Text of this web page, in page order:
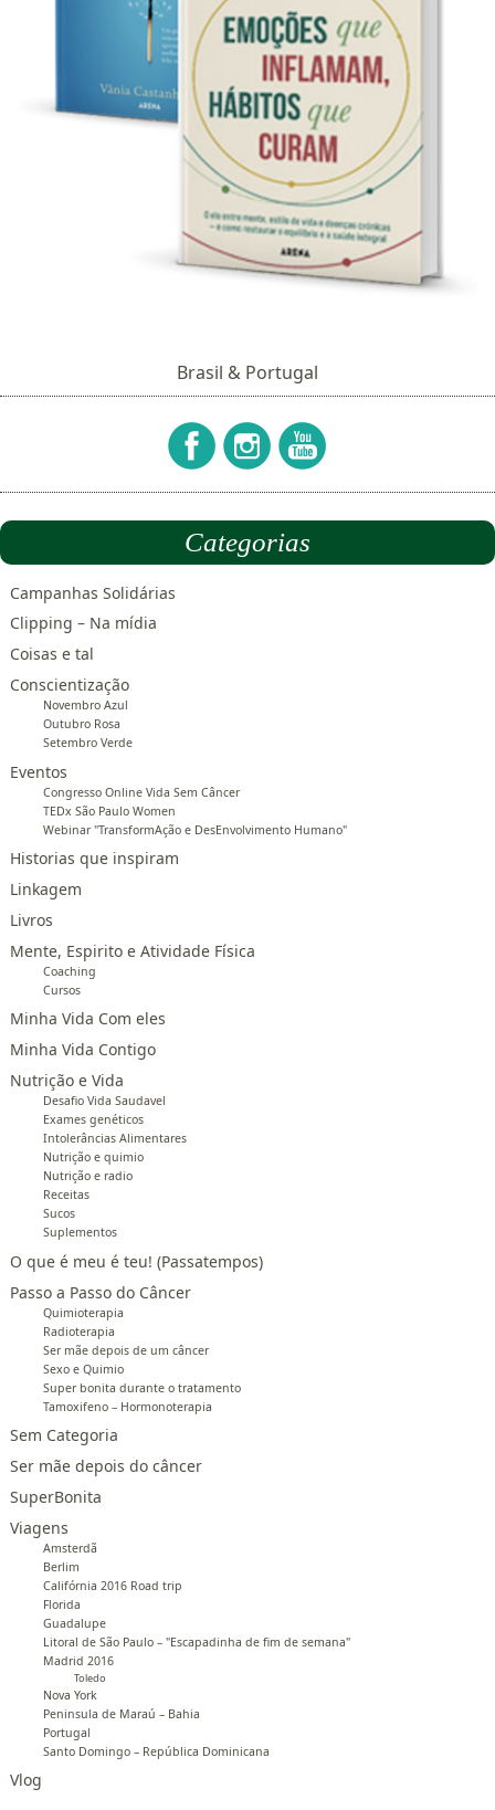
Brasil & Portugal
Categorias
Campanhas Solidárias
Clipping – Na mídia
Coisas e tal
Conscientização
Novembro Azul
Outubro Rosa
Setembro Verde
Eventos
Congresso Online Vida Sem Câncer
TEDx São Paulo Women
Webinar "TransformAção e DesEnvolvimento Humano"
Historias que inspiram
Linkagem
Livros
Mente, Espirito e Atividade Física
Coaching
Cursos
Minha Vida Com eles
Minha Vida Contigo
Nutrição e Vida
Desafio Vida Saudavel
Exames genéticos
Intolerâncias Alimentares
Nutrição e quimio
Nutrição e radio
Receitas
Sucos
Suplementos
O que é meu é teu! (Passatempos)
Passo a Passo do Câncer
Quimioterapia
Radioterapia
Ser mãe depois de um câncer
Sexo e Quimio
Super bonita durante o tratamento
Tamoxifeno – Hormonoterapia
Sem Categoria
Ser mãe depois do câncer
SuperBonita
Viagens
Amsterdã
Berlim
Califórnia 2016 Road trip
Florida
Guadalupe
Litoral de São Paulo – "Escapadinha de fim de semana"
Madrid 2016
Toledo
Nova York
Peninsula de Maraú – Bahia
Portugal
Santo Domingo – República Dominicana
Vlog